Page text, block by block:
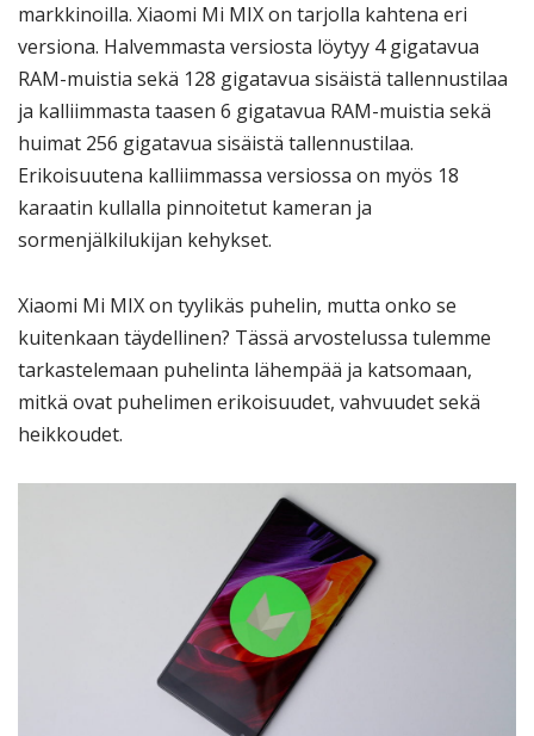
markkinoilla. Xiaomi Mi MIX on tarjolla kahtena eri
versiona. Halvemmasta versiosta löytyy 4 gigatavua
RAM-muistia sekä 128 gigatavua sisäistä tallennustilaa
ja kalliimmasta taasen 6 gigatavua RAM-muistia sekä
huimat 256 gigatavua sisäistä tallennustilaa.
Erikoisuutena kalliimmassa versiossa on myös 18
karaatin kullalla pinnoitetut kameran ja
sormenjälkilukijan kehykset.
Xiaomi Mi MIX on tyylikäs puhelin, mutta onko se
kuitenkaan täydellinen? Tässä arvostelussa tulemme
tarkastelemaan puhelinta lähempää ja katsomaan,
mitkä ovat puhelimen erikoisuudet, vahvuudet sekä
heikkoudet.